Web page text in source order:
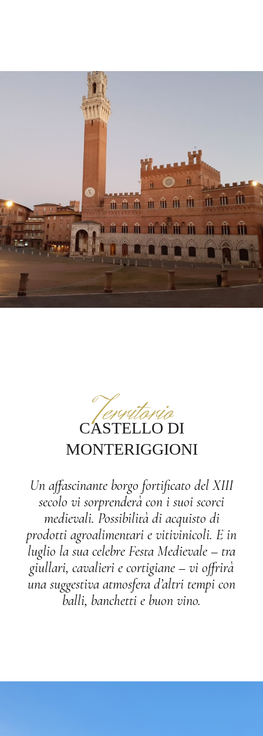
Territorio
CASTELLO DI
MONTERIGGIONI
Un affascinante borgo fortificato del XIII
secolo vi sorprenderà con i suoi scorci
medievali. Possibilità di acquisto di
prodotti agroalimentari e vitivinicoli. E in
luglio la sua celebre Festa Medievale – tra
giullari, cavalieri e cortigiane – vi offrirà
una suggestiva atmosfera d’altri tempi con
balli, banchetti e buon vino.